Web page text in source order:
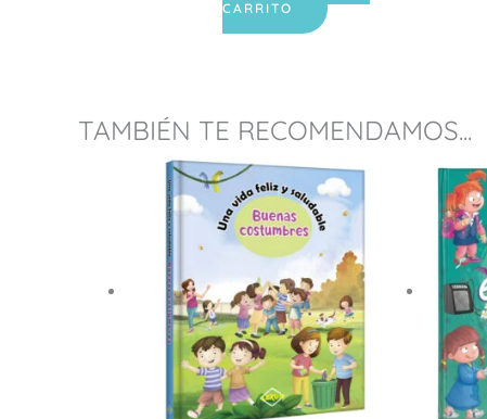
CARRITO
TAMBIÉN TE RECOMENDAMOS...